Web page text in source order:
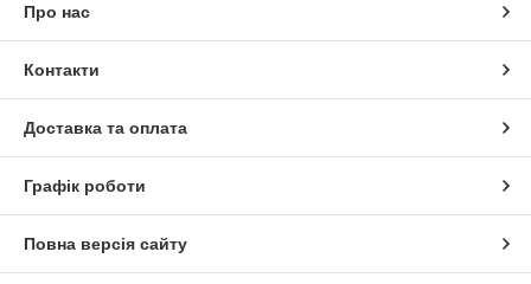
Про нас
Контакти
Доставка та оплата
Графік роботи
Повна версія сайту